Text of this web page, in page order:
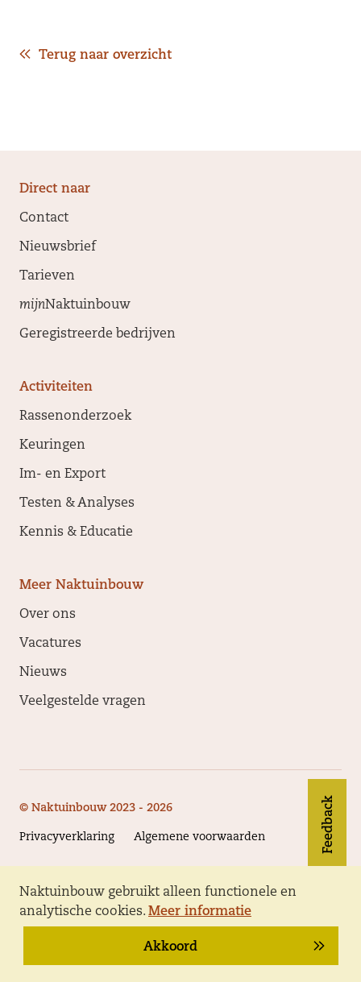
Feedback
Terug naar overzicht
Naktuinbouw gebruikt alleen functionele en
analytische cookies. Meer informatie
Akkoord
Direct naar
Contact
Nieuwsbrief
Tarieven
mijnNaktuinbouw
Geregistreerde bedrijven
Activiteiten
Rassenonderzoek
Keuringen
Im- en Export
Testen & Analyses
Kennis & Educatie
Meer Naktuinbouw
Over ons
Vacatures
Nieuws
Veelgestelde vragen
© Naktuinbouw 2023 - 2026
Privacyverklaring Algemene voorwaarden
Volg Naktuinbouw